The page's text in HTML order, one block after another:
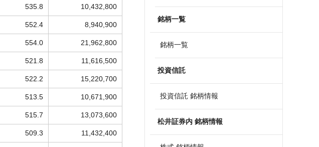
535.8 10,432,800
552.4 8,940,900
554.0 21,962,800
521.8 11,616,500
522.2 15,220,700
513.5 10,671,900
515.7 13,073,600
509.3 11,432,400
銘柄一覧
銘柄一覧
投資信託
投資信託 銘柄情報
松井証券内 銘柄情報